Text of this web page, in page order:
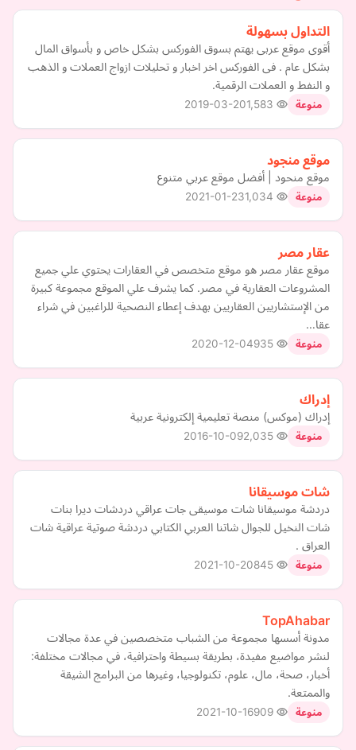
التداول بسهولة
أقوى موقع عربى يهتم بسوق الفوركس بشكل خاص و بأسواق المال
بشكل عام . فى الفوركس اخر اخبار و تحليلات ازواج العملات و الذهب
و النفط و العملات الرقمية.
منوعة 2019-03-20
موقع منجود
موقع منحود | أفضل موقع عربي متنوع
منوعة 2021-01-23
عقار مصر
موقع عقار مصر هو موقع متخصص في العقارات يحتوي علي جميع
المشروعات العقارية في مصر. كما يشرف علي الموقع مجموعة كبيرة
من الإستشاريين العقاريين بهدف إعطاء النصحية للراغبين في شراء
عقا…
منوعة 2020-12-04
إدراك
إدراك (موكس) منصة تعليمية إلكترونية عربية
منوعة 2016-10-09
شات موسيقانا
دردشة موسيقانا شات موسيقى جات عراقي دردشات ديرا بنات
شات النخيل للجوال شاتنا العربي الكتابي دردشة صوتية عراقية شات
العراق .
منوعة 2021-10-20
TopAhabar
مدونة أسسها مجموعة من الشباب متخصصين في عدة مجالات
لنشر مواضيع مفيدة، بطريقة بسيطة واحترافية، في مجالات مختلفة:
أخبار، صحة، مال، علوم، تكنولوجيا، وغيرها من البرامج الشيقة
والممتعة.
منوعة 2021-10-16